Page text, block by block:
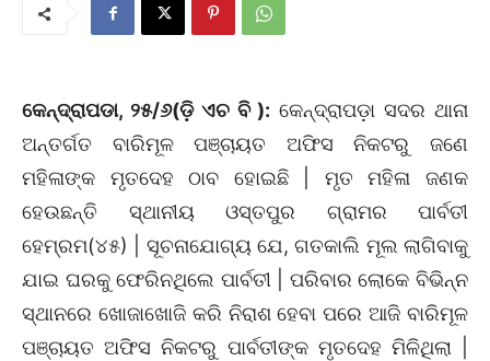
କେନ୍ଦ୍ରାପଡା, ୨୫/୬(ଡ଼ି ଏଚ ବି ): କେନ୍ଦ୍ରାପଡ଼ା ସଦର ଥାନା
ଅନ୍ତର୍ଗତ ବାରିମୂଳ ପଞ୍ଚାୟତ ଅଫିସ ନିକଟରୁ ଜଣେ
ମହିଳାଙ୍କ ମୃତଦେହ ଠାବ ହୋଇଛି | ମୃତ ମହିଳା ଜଣକ
ହେଉଛନ୍ତି ସ୍ଥାନୀୟ ଓସ୍ତପୁର ଗ୍ରାମର ପାର୍ବତୀ
ହେମ୍ରମ(୪୫) | ସୂଚନାଯୋଗ୍ୟ ଯେ, ଗତକାଲି ମୂଲ ଲାଗିବାକୁ
ଯାଇ ଘରକୁ ଫେରିନଥିଲେ ପାର୍ବତୀ | ପରିବାର ଲୋକେ ବିଭିନ୍ନ
ସ୍ଥାନରେ ଖୋଜାଖୋଜି କରି ନିରାଶ ହେବା ପରେ ଆଜି ବାରିମୂଳ
ପଞ୍ଚାୟତ ଅଫିସ ନିକଟରୁ ପାର୍ବତୀଙ୍କ ମୃତଦେହ ମିଳିଥିଲା |